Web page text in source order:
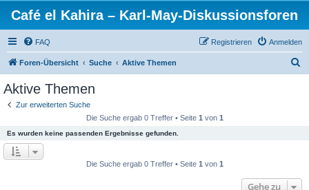
Café el Kahira – Karl-May-Diskussionsforen
FAQ Anmelden
Registrieren
Foren-Übersicht Suche Aktive Themen
Aktive Themen
Zur erweiterten Suche
Die Suche ergab 0 Treffer • Seite 1 von 1
Es wurden keine passenden Ergebnisse gefunden.
Die Suche ergab 0 Treffer • Seite 1 von 1
Gehe zu